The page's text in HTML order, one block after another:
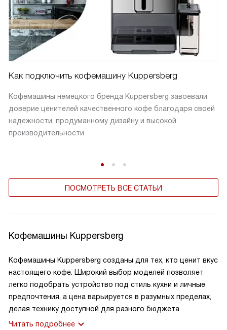
Как подключить кофемашину Kuppersberg
Кофемашины немецкого бренда Kuppersberg завоевали
доверие ценителей качественного кофе благодаря своей
надежности, продуманному дизайну и высокой
производительности
ПОСМОТРЕТЬ ВСЕ СТАТЬИ
Кофемашины Kuppersberg
Кофемашины Kuppersberg созданы для тех, кто ценит вкус
настоящего кофе. Широкий выбор моделей позволяет
легко подобрать устройство под стиль кухни и личные
предпочтения, а цена варьируется в разумных пределах,
делая технику доступной для разного бюджета.
Читать подробнее